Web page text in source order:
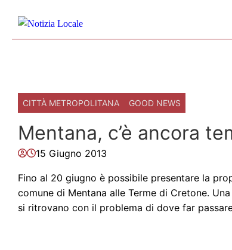
CITTÀ METROPOLITANA GOOD NEWS
Mentana, c’è ancora
15 Giugno 2013
Fino al 20 giugno è possibile presentare la
comune di Mentana alle Terme di Cretone.
si ritrovano con il problema di dove far